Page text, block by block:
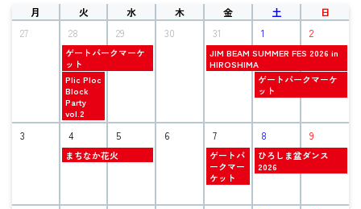
月 火 水 木 金 土
日
27
28 29 30 31 1 2
火
曜
日,
7
月
28th
2026
ゲートパークマーケ
ット
金
曜
日,
2026
JIM BEAM SUMMER FES 2026 in
HIROSHIMA
火
曜
日,
7
月
28th
2026
Plic Ploc
Block
Party
vol.2
土
曜
日,
月
1st
2026
ゲートパークマーケ
ット
3 4 5 6 7 8 9
火
曜
まちなか花火
金
曜
日,
8
ゲートパ
ークマー
ケット
土
曜
日,
ひろしま盆ダンス
2026